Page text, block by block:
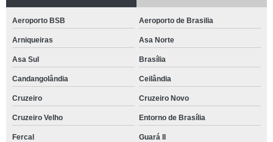
Aeroporto BSB Aeroporto de Brasilia
Arniqueiras Asa Norte
Asa Sul Brasília
Candangolândia Ceilândia
Cruzeiro Cruzeiro Novo
Cruzeiro Velho Entorno de Brasília
Fercal Guará II